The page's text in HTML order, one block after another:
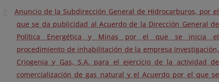
Anuncio de la Subdirección General de Hidrocarburos, por el
que se da publicidad al Acuerdo de la Dirección General de
Política Energética y Minas por el que se inicia el
procedimiento de inhabilitación de la empresa Investigación,
Criogenia y Gas, S.A. para el ejercicio de la actividad de
comercialización de gas natural y el Acuerdo por el que se